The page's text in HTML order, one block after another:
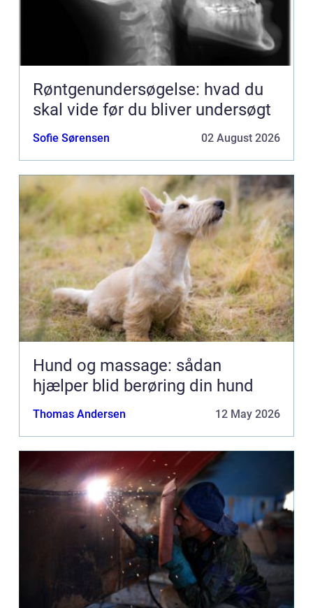
Røntgenundersøgelse: hvad du
skal vide før du bliver undersøgt
Sofie Sørensen 02 August 2026
Hund og massage: sådan
hjælper blid berøring din hund
Thomas Andersen 12 May 2026